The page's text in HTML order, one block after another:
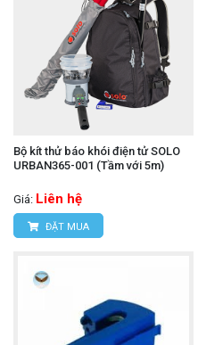
Bộ kít thử báo khói điện tử SOLO
URBAN365-001 (Tầm với 5m)
Giá: Liên hệ
ĐẶT MUA